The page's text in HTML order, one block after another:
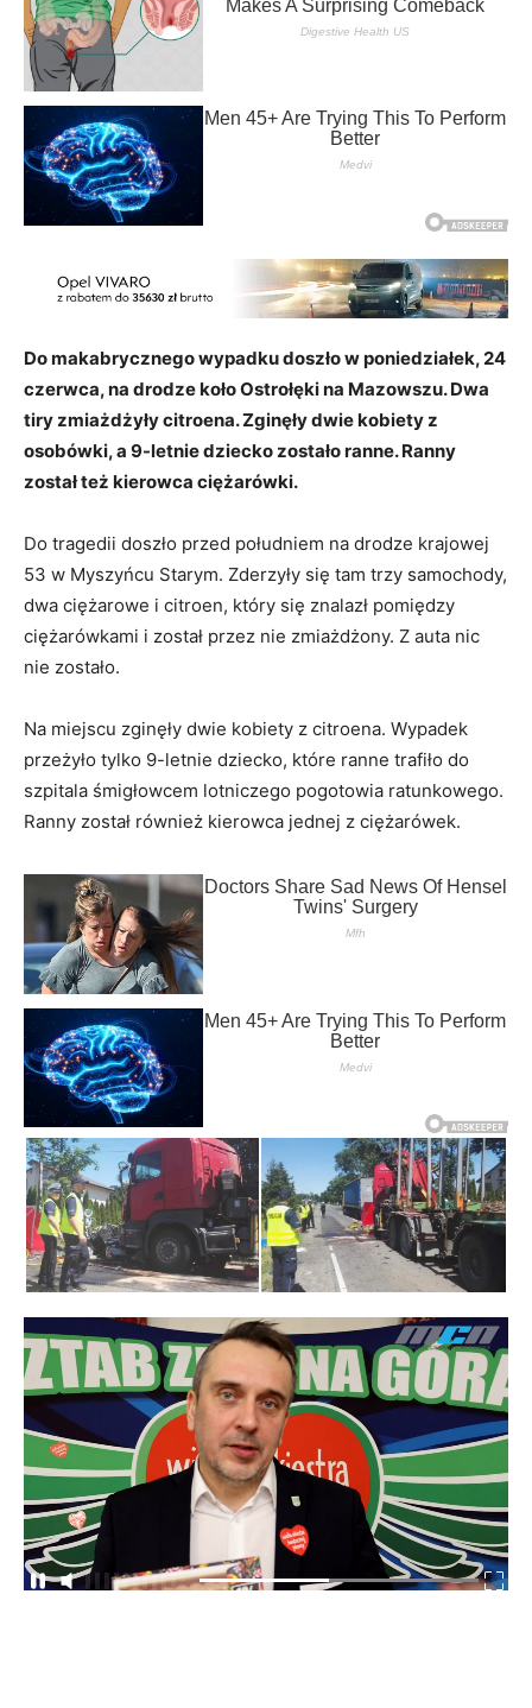
Do makabrycznego wypadku doszło w poniedziałek, 24
czerwca, na drodze koło Ostrołęki na Mazowszu. Dwa
tiry zmiażdżyły citroena. Zginęły dwie kobiety z
osobówki, a 9-letnie dziecko zostało ranne. Ranny
został też kierowca ciężarówki.
Do tragedii doszło przed południem na drodze krajowej
53 w Myszyńcu Starym. Zderzyły się tam trzy samochody,
dwa ciężarowe i citroen, który się znalazł pomiędzy
ciężarówkami i został przez nie zmiażdżony. Z auta nic
nie zostało.
Na miejscu zginęły dwie kobiety z citroena. Wypadek
przeżyło tylko 9-letnie dziecko, które ranne trafiło do
szpitala śmigłowcem lotniczego pogotowia ratunkowego.
Ranny został również kierowca jednej z ciężarówek.